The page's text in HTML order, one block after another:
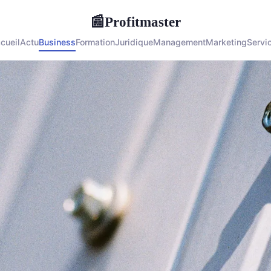
📰Profitmaster
ActuBusinessFormationJuridiqueManagementMarketing